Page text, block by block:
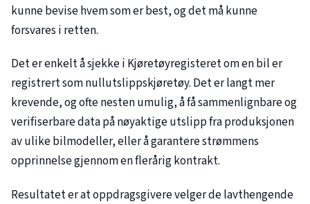
kunne bevise hvem som er best, og det må kunne
forsvares i retten.
Det er enkelt å sjekke i Kjøretøyregisteret om en bil er
registrert som nullutslippskjøretøy. Det er langt mer
krevende, og ofte nesten umulig, å få sammenlignbare og
verifiserbare data på nøyaktige utslipp fra produksjonen
av ulike bilmodeller, eller å garantere strømmens
opprinnelse gjennom en flerårig kontrakt.
Resultatet er at oppdragsgivere velger de lavthengende